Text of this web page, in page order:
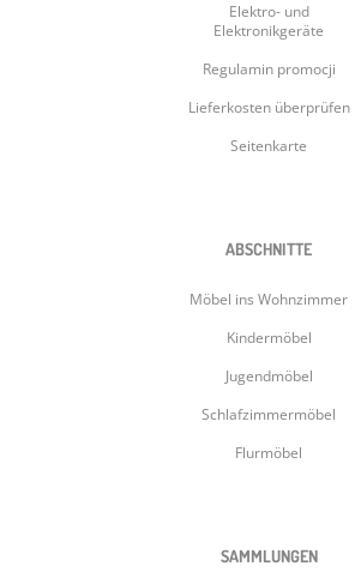
Elektro- und
Elektronikgeräte
Regulamin promocji
Lieferkosten überprüfen
Seitenkarte
ABSCHNITTE
Möbel ins Wohnzimmer
Kindermöbel
Jugendmöbel
Schlafzimmermöbel
Flurmöbel
SAMMLUNGEN